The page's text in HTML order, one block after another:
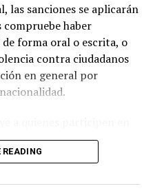
las sanciones se aplicarán
compruebe haber
de forma oral o escrita, o
contra ciudadanos
en general por
patrios argentinos o
contempladas
READING